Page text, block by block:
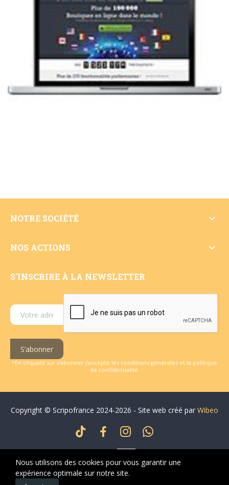
NOTRE SOCIÉTÉ 
NOS ACTIONS 
S'INSCRIRE À LA NEWSLETTER
S’abonner
*En cliquant sur s'abonner j'accepte les conditions générales et la politique
de confidentialité.
Copyright © Scripofrance 2024-2026 - Site web créé par Wibeo
Nous utilisons des cookies pour vous garantir une
expérience optimale sur notre site.